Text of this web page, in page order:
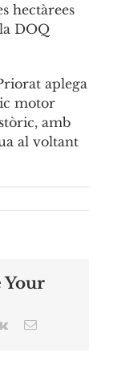
hectàrees
DOQ
aplega
motor
amb
al voltant
Your
Vk Email: